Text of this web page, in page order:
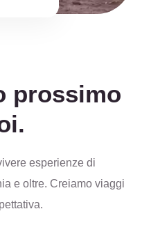
prossimo
esperienze di
e oltre. Creiamo viaggi